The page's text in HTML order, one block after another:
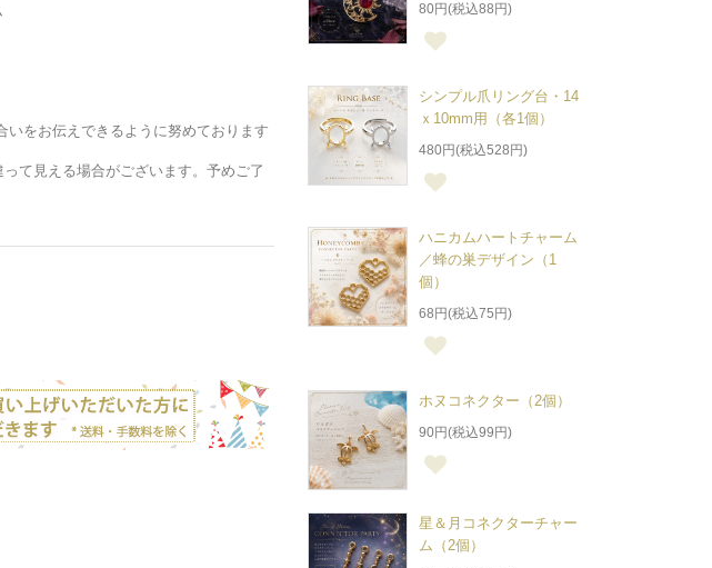
をお伝えできるように努めております
て見える場合がございます。予めご了
80円(税込88円)
シンプル爪リング台・14
ｘ10mm用（各1個）
480円(税込528円)
ハニカムハートチャーム
／蜂の巣デザイン（1
個）
68円(税込75円)
ホヌコネクター（2個）
90円(税込99円)
星＆月コネクターチャー
ム（2個）